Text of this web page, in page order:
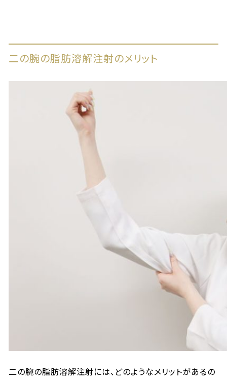
二の腕の脂肪溶解注射のメリット
二の腕の脂肪溶解注射には、どのようなメリットがあるの